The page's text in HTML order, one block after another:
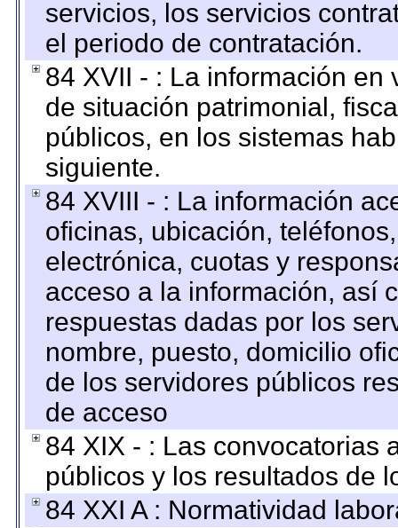
servicios, los servicios
el periodo de contratación.
84 XVII - : La información
de situación patrimonial,
públicos, en los sistemas
siguiente.
84 XVIII - : La información
oficinas, ubicación,
electrónica, cuotas y
acceso a la información, así
respuestas dadas por los
nombre, puesto, domicilio
de los servidores públicos
de acceso
84 XIX - : Las convocatorias
públicos y los resultados de
84 XXI A : Normatividad